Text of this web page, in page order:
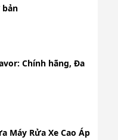
bản
Chính hãng, Đa
Máy Rửa Xe Cao Áp